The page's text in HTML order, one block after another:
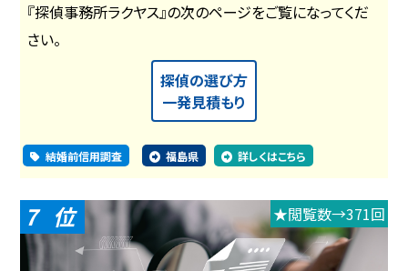
『探偵事務所ラクヤス』の次のページをご覧になってくだ
さい。
探偵の選び方
一発見積もり
結婚前信用調査 福島県 詳しくはこちら
7 ★閲覧数→371回